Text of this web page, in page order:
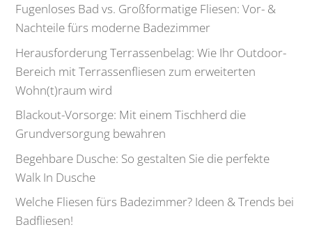
Fugenloses Bad vs. Großformatige Fliesen: Vor- &
Nachteile fürs moderne Badezimmer
Herausforderung Terrassenbelag: Wie Ihr Outdoor-
Bereich mit Terrassenfliesen zum erweiterten
Wohn(t)raum wird
Blackout-Vorsorge: Mit einem Tischherd die
Grundversorgung bewahren
Begehbare Dusche: So gestalten Sie die perfekte
Walk In Dusche
Welche Fliesen fürs Badezimmer? Ideen & Trends bei
Badfliesen!